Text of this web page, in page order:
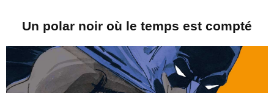
Un polar noir où le temps est compté